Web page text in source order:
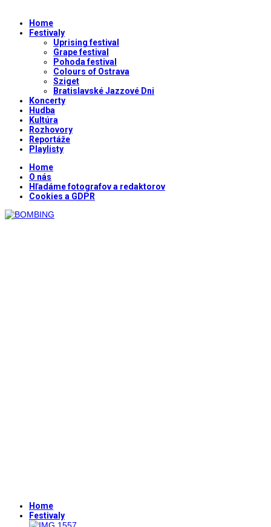
Home
Festivaly
Uprising festival
Grape festival
Pohoda festival
Colours of Ostrava
Sziget
Bratislavské Jazzové Dni
Koncerty
Hudba
Kultúra
Rozhovory
Reportáže
Playlisty
Home
O nás
Hľadáme fotografov a redaktorov
Cookies a GDPR
Home
Festivaly